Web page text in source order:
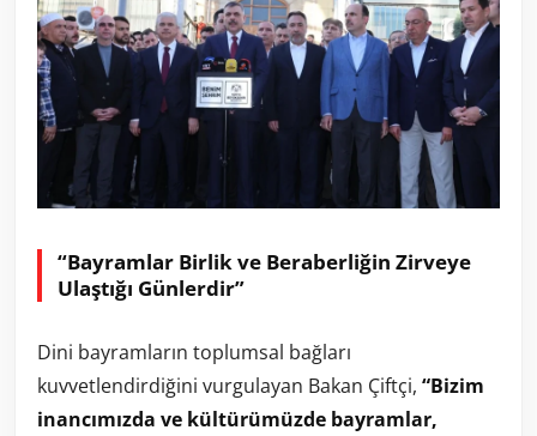
“Bayramlar Birlik ve Beraberliğin Zirveye
Ulaştığı Günlerdir”
Dini bayramların toplumsal bağları
kuvvetlendirdiğini vurgulayan Bakan Çiftçi, “Bizim
inancımızda ve kültürümüzde bayramlar,